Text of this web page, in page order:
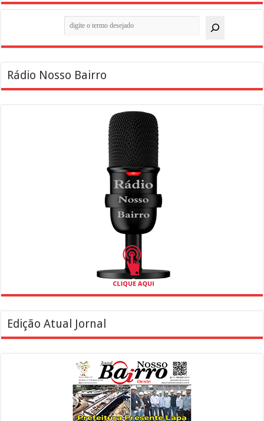
Rádio Nosso Bairro
Edição Atual Jornal